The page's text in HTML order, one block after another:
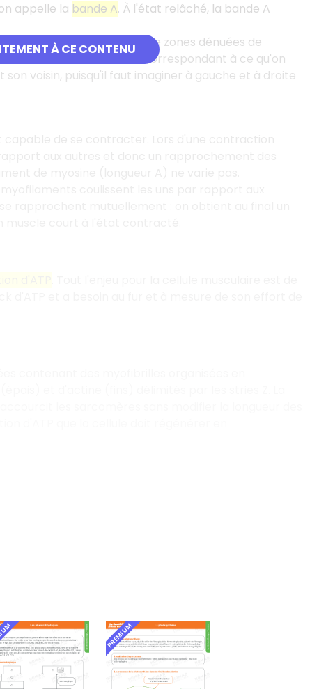
À CE CONTENU
appelle la bande A. À l'état relâché, la bande A
sarcomères : il s'agit de zones dénuées de
filaments fins d'actine, correspondant à ce qu'on
voisin, puisqu'il faut imaginer à gauche et à droite
PREMIUM